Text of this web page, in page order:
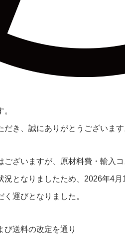
き、誠にありがとうございます
ございますが、原材料費・輸入
況となりましたため、2026年4
運びとなりました。
び送料の改定を通り